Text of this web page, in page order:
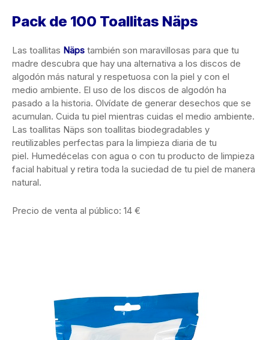
Pack de 100 Toallitas Näps
Las toallitas Näps también son maravillosas para que tu
madre descubra que hay una alternativa a los discos de
algodón más natural y respetuosa con la piel y con el
medio ambiente. El uso de los discos de algodón ha
pasado a la historia. Olvídate de generar desechos que se
acumulan. Cuida tu piel mientras cuidas el medio ambiente.
Las toallitas Näps son toallitas biodegradables y
reutilizables perfectas para la limpieza diaria de tu
piel. Humedécelas con agua o con tu producto de limpieza
facial habitual y retira toda la suciedad de tu piel de manera
natural.
Precio de venta al público: 14 €